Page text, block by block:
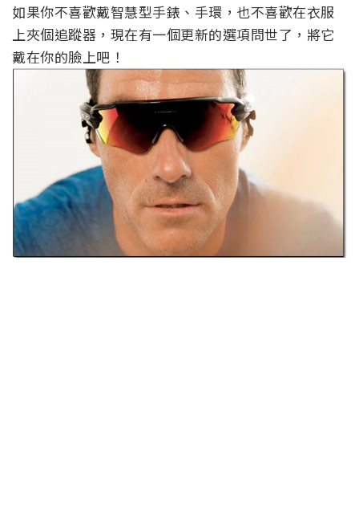
如果你不喜歡戴智慧型手錶、手環，也不喜歡在衣服
上夾個追蹤器，現在有一個更新的選項問世了，將它
戴在你的臉上吧！